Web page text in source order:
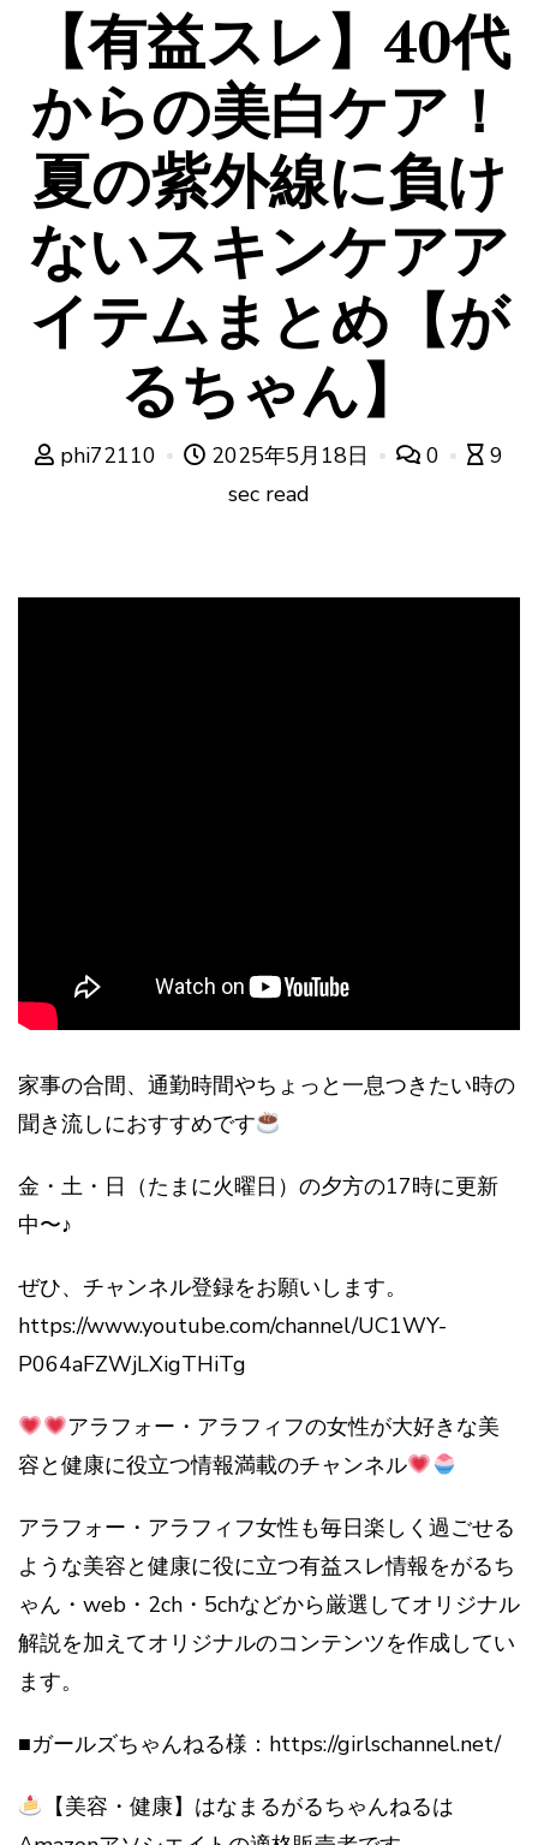
【有益スレ】40代
からの美白ケア！
夏の紫外線に負け
ないスキンケアア
イテムまとめ【が
るちゃん】
phi72110 2025年5月18日 0
9
sec read
家事の合間、通勤時間やちょっと一息つきたい時の
聞き流しにおすすめです
金・土・日（たまに火曜日）の夕方の17時に更新
中〜♪
ぜひ、チャンネル登録をお願いします。
https://www.youtube.com/channel/UC1WY-
P064aFZWjLXigTHiTg
アラフォー・アラフィフの女性が大好きな美
容と健康に役立つ情報満載のチャンネル
アラフォー・アラフィフ女性も毎日楽しく過ごせる
ような美容と健康に役に立つ有益スレ情報をがるち
ゃん・web・2ch・5chなどから厳選してオリジナル
解説を加えてオリジナルのコンテンツを作成してい
ます。
■ガールズちゃんねる様：https://girlschannel.net/
【美容・健康】はなまるがるちゃんねるは